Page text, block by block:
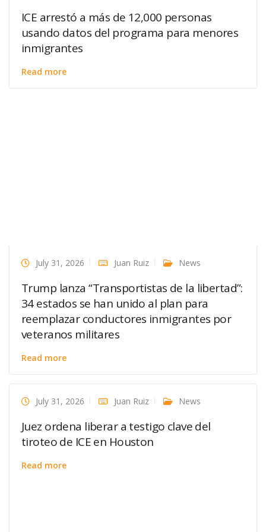
ICE arrestó a más de 12,000 personas
usando datos del programa para menores
inmigrantes
Read more
July 31, 2026 Juan Ruiz News
Trump lanza “Transportistas de la libertad”:
34 estados se han unido al plan para
reemplazar conductores inmigrantes por
veteranos militares
Read more
July 31, 2026 Juan Ruiz News
Juez ordena liberar a testigo clave del
tiroteo de ICE en Houston
Read more